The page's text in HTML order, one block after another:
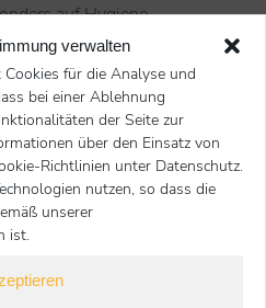
verwalten
für die Analyse und
bei einer Ablehnung
der Seite zur
über den Einsatz von
Richtlinien unter Datenschutz.
nutzen, so dass die
unserer
ist.
auf Hygiene
möglichst vermeiden,
oder anniesen und
durchs Gesicht
zu Haustieren einschränken?